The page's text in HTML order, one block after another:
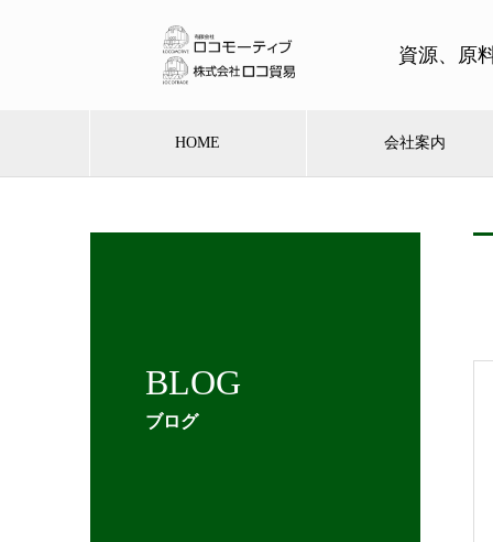
資源、原
HOME 会社案内
BLOG
ブログ